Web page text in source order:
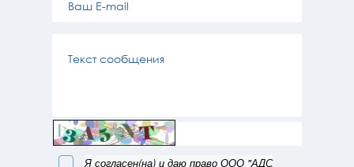
Я согласен(на) и даю право ООО "АДС